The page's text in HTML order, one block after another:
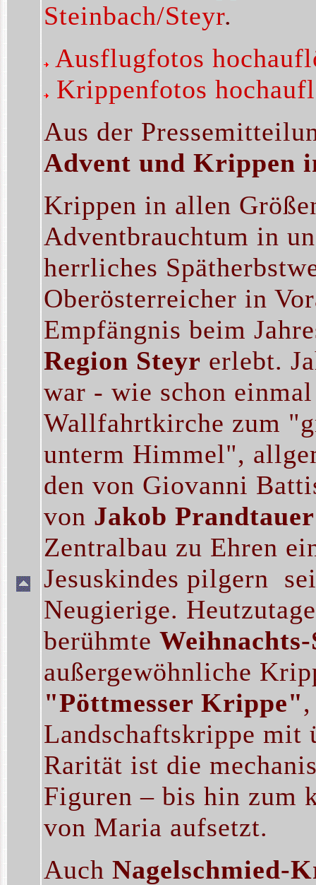
Steinbach/Steyr.
Ausflugfotos
Krippenfotos
Aus der
Advent und Krippen
Krippen in allen
Adventbrauchtum in
herrliches
Oberösterreicher in
Empfängnis beim
Region Steyr erlebt.
war - wie schon
Wallfahrtkirche zum
unterm Himmel",
den von Giovanni
von Jakob Prandtauer
Zentralbau zu Ehren
Jesuskindes pilgern
Neugierige.
berühmte
außergewöhnliche
"Pöttmesser Krippe"
Landschaftskrippe mit
Rarität ist die
Figuren – bis hin zum
von Maria aufsetzt.
Auch Nagelschmied-